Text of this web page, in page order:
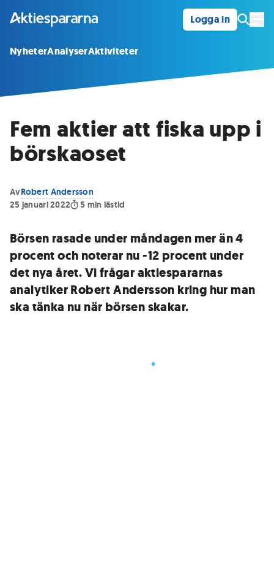
Logga in
NyheterAnalyserAktiviteter
Fem aktier att fiska upp i
börskaoset
AvRobert Andersson
25 januari 2022
5 min lästid
Börsen rasade under måndagen mer än 4
procent och noterar nu -12 procent under
det nya året. Vi frågar aktiespararnas
analytiker Robert Andersson kring hur man
ska tänka nu när börsen skakar.